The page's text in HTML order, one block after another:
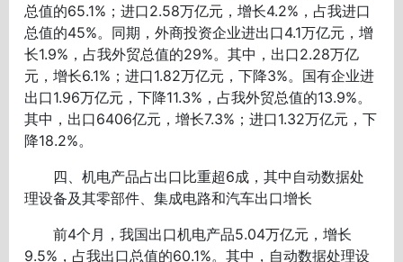
总值的65.1%；进口2.58万亿元，增长4.2%，占我进口
总值的45%。同期，外商投资企业进出口4.1万亿元，增
长1.9%，占我外贸总值的29%。其中，出口2.28万亿
元，增长6.1%；进口1.82万亿元，下降3%。国有企业进
出口1.96万亿元，下降11.3%，占我外贸总值的13.9%。
其中，出口6406亿元，增长7.3%；进口1.32万亿元，下
降18.2%。
四、机电产品占出口比重超6成，其中自动数据处
理设备及其零部件、集成电路和汽车出口增长
前4个月，我国出口机电产品5.04万亿元，增长
9.5%，占我出口总值的60.1%。其中，自动数据处理设